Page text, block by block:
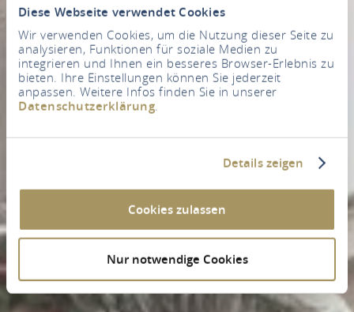
Diese Webseite verwendet Cookies
Wir verwenden Cookies, um die Nutzung dieser Seite zu
analysieren, Funktionen für soziale Medien zu
integrieren und Ihnen ein besseres Browser-Erlebnis zu
bieten. Ihre Einstellungen können Sie jederzeit
anpassen. Weitere Infos finden Sie in unserer
Datenschutzerklärung.
Details zeigen
Cookies zulassen
Nur notwendige Cookies